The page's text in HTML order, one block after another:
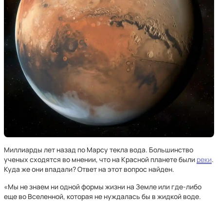
Миллиарды лет назад по Марсу текла вода. Большинство
ученых сходятся во мнении, что на Красной планете были реки.
Куда же они впадали? Ответ на этот вопрос найден.
«Мы не знаем ни одной формы жизни на Земле или где-либо
еще во Вселенной, которая не нуждалась бы в жидкой воде.